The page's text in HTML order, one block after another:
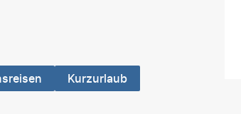
Kurzurlaub